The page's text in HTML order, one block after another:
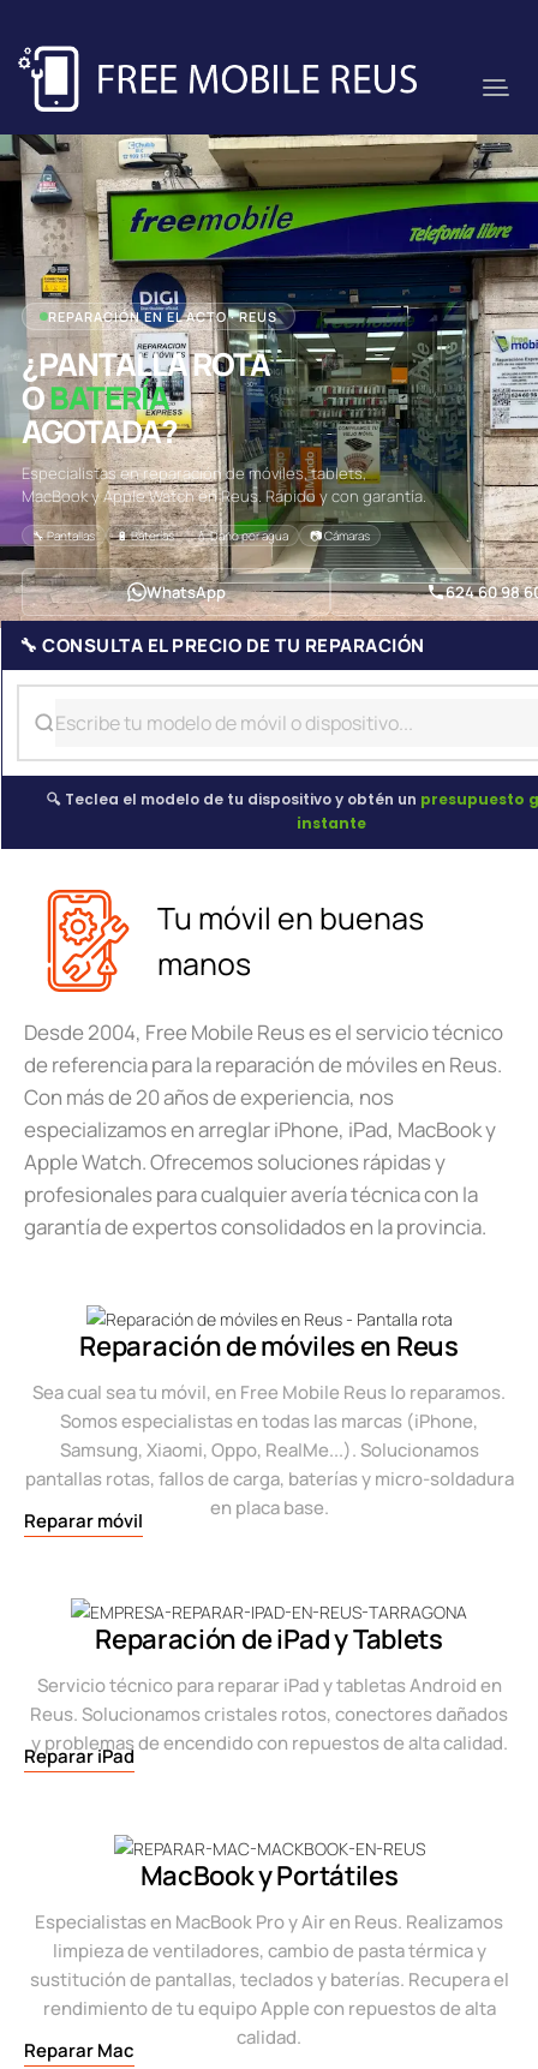
REPARACIÓN EN EL ACTO · REUS
¿PANTALLA ROTA
OBATERÍA
AGOTADA?
Especialistas en reparación de móviles, tablets,
MacBook y Apple Watch en Reus. Rápido y con garantía.
🔧 Pantallas 🔋 Baterías 💧 Daño por agua 📷 Cámaras
WhatsApp 624 60 98
🔧 CONSULTA EL PRECIO DE TU REPARACIÓN
🔍 Teclea el modelo de tu dispositivo y obtén un presupuesto
instante
Tu móvil en buenas
manos
Desde 2004, Free Mobile Reus es el servicio técnico
de referencia para la reparación de móviles en Reus.
Con más de 20 años de experiencia, nos
especializamos en arreglar iPhone, iPad, MacBook y
Apple Watch. Ofrecemos soluciones rápidas y
profesionales para cualquier avería técnica con la
garantía de expertos consolidados en la provincia.
Reparación de móviles en Reus
Sea cual sea tu móvil, en Free Mobile Reus lo reparamos.
Somos especialistas en todas las marcas (iPhone,
Samsung, Xiaomi, Oppo, RealMe...). Solucionamos
pantallas rotas, fallos de carga, baterías y micro-soldadura
en placa base.
Reparar móvil
Reparación de iPad y Tablets
Servicio técnico para reparar iPad y tabletas Android en
Reus. Solucionamos cristales rotos, conectores dañados
y problemas de encendido con repuestos de alta calidad.
Reparar iPad
MacBook y Portátiles
Especialistas en MacBook Pro y Air en Reus. Realizamos
limpieza de ventiladores, cambio de pasta térmica y
sustitución de pantallas, teclados y baterías. Recupera el
rendimiento de tu equipo Apple con repuestos de alta
calidad.
Reparar Mac